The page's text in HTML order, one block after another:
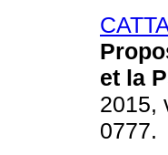
et la
2015,
0777.